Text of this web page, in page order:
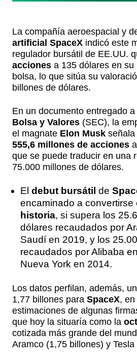
La compañía aeroespacial y
artificial SpaceX indicó este
regulador bursátil de EE.UU.
acciones a 135 dólares en
bolsa, lo que sitúa su
billones de dólares.
En un documento entregado a
Bolsa y Valores (SEC), la
el magnate Elon Musk
555,6 millones de acciones
que se puede traducir en una
75.000 millones de dólares.
El debut bursátil de
encaminado a convertirse
historia, si supera los
dólares recaudados por
Saudí en 2019, y los
recaudados por Alibaba
Nueva York en 2014.
Los datos perfilan, además,
1,77 billones para SpaceX,
estimaciones de algunas
que hoy la situaría como la
cotizada más grande del
Aramco (1,75 billones) y